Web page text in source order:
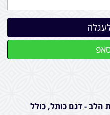
הלב - דגם כותל, כולל